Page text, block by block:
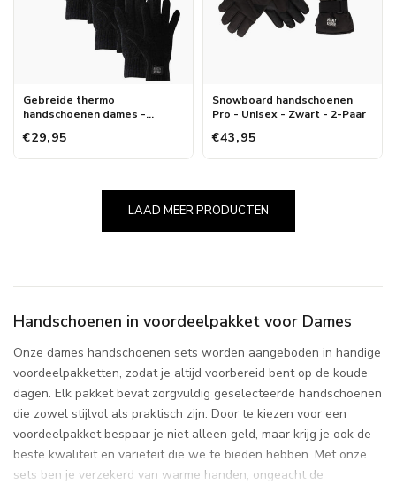
Gebreide thermo
handschoenen dames -
Voordeel
€29,95
Snowboard handschoenen
Pro - Unisex - Zwart - 2-Paar
€43,95
LAAD MEER PRODUCTEN
Handschoenen in voordeelpakket voor Dames
Onze dames handschoenen sets worden aangeboden in handige
voordeelpakketten, zodat je altijd voorbereid bent op de koude
dagen. Elk pakket bevat zorgvuldig geselecteerde handschoenen
die zowel stijlvol als praktisch zijn. Door te kiezen voor een
voordeelpakket bespaar je niet alleen geld, maar krijg je ook de
beste kwaliteit en variëteit die we te bieden hebben. Met onze
sets ben je verzekerd van warme handen, ongeacht de